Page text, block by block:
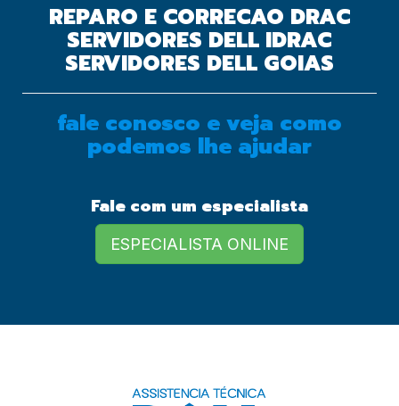
European Commission |
REPARO E CORRECAO DRAC
SERVIDORES DELL IDRAC
SERVIDORES DELL GOIAS
fale conosco e veja como
podemos lhe ajudar
Fale com um especialista
ESPECIALISTA ONLINE